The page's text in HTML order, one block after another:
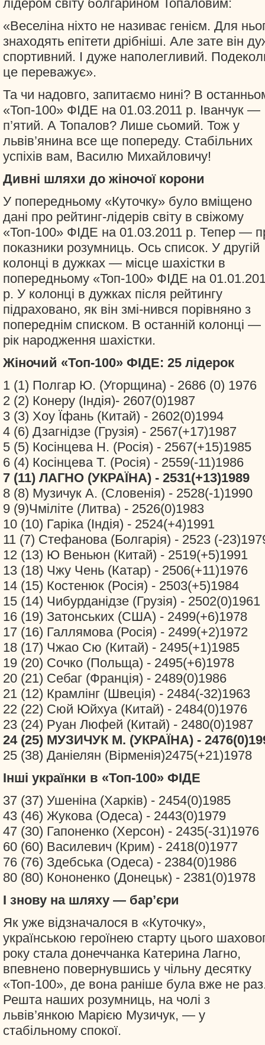
лідером світу болгарином Топаловим:
«Веселіна ніхто не називає генієм. Для
знаходять епітети дрібніші. Але зате він
спортивний. І дуже наполегливий.
це переважує».
Та чи надовго, запитаємо нині? В
«Топ-100» ФІДЕ на 01.03.2011 р. Іванчук —
п’ятий. А Топалов? Лише сьомий. Тож у
львів’янина все ще попереду. Стабільних
успіхів вам, Василю Михайловичу!
Дивні шляхи до жіночої корони
У попередньому «Куточку» було вміщено
дані про рейтинг-лідерів світу в свіжому
«Топ-100» ФІДЕ на 01.03.2011 р. Тепер —
показники розумниць. Ось список. У другій
колонці в дужках — місце шахістки в
попередньому «Топ-100» ФІДЕ на
р. У колонці в дужках після рейтингу
підраховано, як він змі-нився порівняно з
попереднім списком. В останній колонці —
рік народження шахістки.
Жіночий «Топ-100» ФІДЕ: 25 лідерок
1 (1) Полгар Ю. (Угорщина) - 2686 (0) 1976
2 (2) Конеру (Індія)- 2607(0)1987
3 (3) Хоу Їфань (Китай) - 2602(0)1994
4 (6) Дзагнідзе (Грузія) - 2567(+17)1987
5 (5) Косінцева Н. (Росія) - 2567(+15)1985
6 (4) Косінцева Т. (Росія) - 2559(-11)1986
7 (11) ЛАГНО (УКРАЇНА) - 2531(+13)1989
8 (8) Музичук А. (Словенія) - 2528(-1)1990
9 (9)Чміліте (Литва) - 2526(0)1983
10 (10) Гаріка (Індія) - 2524(+4)1991
11 (7) Стефанова (Болгарія) - 2523 (-
12 (13) Ю Веньюн (Китай) - 2519(+5)1991
13 (18) Чжу Чень (Катар) - 2506(+11)1976
14 (15) Костенюк (Росія) - 2503(+5)1984
15 (14) Чибурданідзе (Грузія) - 2502(0)1961
16 (19) Затонських (США) - 2499(+6)1978
17 (16) Галлямова (Росія) - 2499(+2)1972
18 (17) Чжао Сю (Китай) - 2495(+1)1985
19 (20) Сочко (Польща) - 2495(+6)1978
20 (21) Себаг (Франція) - 2489(0)1986
21 (12) Крамлінг (Швеція) - 2484(-32)1963
22 (22) Сюй Юйхуа (Китай) - 2484(0)1976
23 (24) Руан Люфей (Китай) - 2480(0)1987
24 (25) МУЗИЧУК М. (УКРАЇНА) -
25 (38) Даніелян (Вірменія)2475(+21)1978
Інші українки в «Топ-100» ФІДЕ
37 (37) Ушеніна (Харків) - 2454(0)1985
43 (46) Жукова (Одеса) - 2443(0)1979
47 (30) Гапоненко (Херсон) - 2435(-31)1976
60 (60) Василевич (Крим) - 2418(0)1977
76 (76) Здебська (Одеса) - 2384(0)1986
80 (80) Кононенко (Донецьк) - 2381(0)1978
І знову на шляху — бар’єри
Як уже відзначалося в «Куточку»,
українською героїнею старту цього
року стала донеччанка Катерина Лагно,
впевнено повернувшись у чільну десятку
«Топ-100», де вона раніше була вже не
Решта наших розумниць, на чолі з
львів’янкою Марією Музичук, — у
стабільному спокої.